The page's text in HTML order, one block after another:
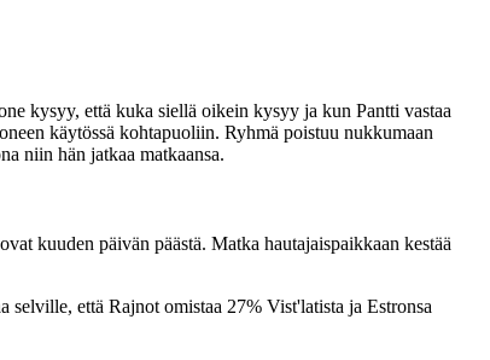
kysyy, että kuka siellä oikein kysyy ja kun Pantti vastaa
käytössä kohtapuoliin. Ryhmä poistuu nukkumaan
niin hän jatkaa matkaansa.
kuuden päivän päästä. Matka hautajaispaikkaan kestää
selville, että Rajnot omistaa 27% Vist'latista ja Estronsa